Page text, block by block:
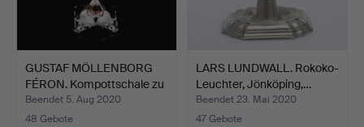
GUSTAF MÖLLENBORG
FÉRON. Kompottschale zu
…
Beendet 5. Aug 2020
48 Gebote
LARS LUNDWALL. Rokoko-
Leuchter, Jönköping,…
Beendet 23. Mai 2020
47 Gebote